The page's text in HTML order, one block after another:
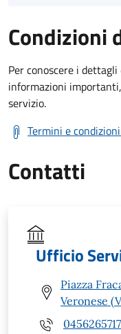
Condizioni
Per conoscere i
informazioni
servizio.
Termini e
Contatti
Ufficio
Piazza
Veronese
0456265717